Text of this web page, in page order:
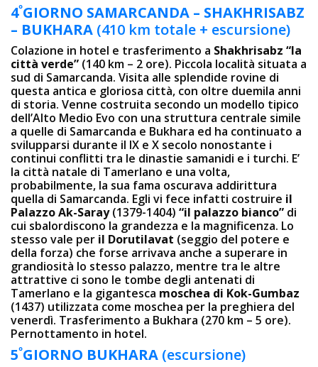
4ºGIORNO SAMARCANDA – SHAKHRISABZ
– BUKHARA (410 km totale + escursione)
Colazione in hotel e trasferimento a Shakhrisabz “la
città verde” (140 km – 2 ore). Piccola località situata a
sud di Samarcanda. Visita alle splendide rovine di
questa antica e gloriosa città, con oltre duemila anni
di storia. Venne costruita secondo un modello tipico
dell’Alto Medio Evo con una struttura centrale simile
a quelle di Samarcanda e Bukhara ed ha continuato a
svilupparsi durante il IX e X secolo nonostante i
continui conflitti tra le dinastie samanidi e i turchi. E’
la città natale di Tamerlano e una volta,
probabilmente, la sua fama oscurava addirittura
quella di Samarcanda. Egli vi fece infatti costruire il
Palazzo Ak-Saray(1379-1404) “il palazzo bianco” di
cui sbalordiscono la grandezza e la magnificenza. Lo
stesso vale per il Dorutilavat (seggio del potere e
della forza) che forse arrivava anche a superare in
grandiosità lo stesso palazzo, mentre tra le altre
attrattive ci sono le tombe degli antenati di
Tamerlano e la gigantesca moschea di Kok-Gumbaz
(1437) utilizzata come moschea per la preghiera del
venerdì. Trasferimento a Bukhara (270 km – 5 ore).
Pernottamento in hotel.
5ºGIORNO BUKHARA (escursione)